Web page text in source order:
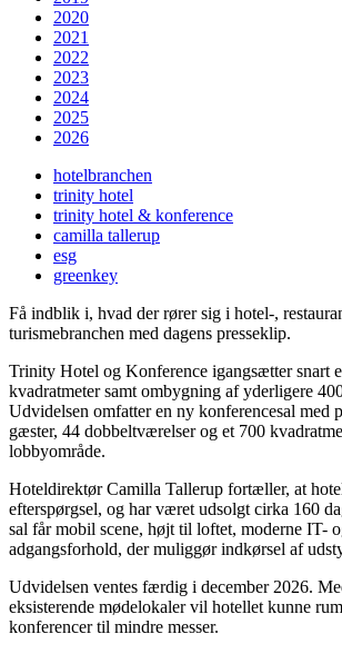
2020
2021
2022
2023
2024
2025
2026
hotelbranchen
trinity hotel
trinity hotel & konference
camilla tallerup
esg
greenkey
Få indblik i, hvad der rører sig i hotel-,
turismebranchen med dagens presseklip.
Trinity Hotel og Konference igangsætter snart
kvadratmeter samt ombygning af yderligere
Udvidelsen omfatter en ny konferencesal med
gæster, 44 dobbeltværelser og et 700
lobbyområde.
Hoteldirektør Camilla Tallerup fortæller, at
efterspørgsel, og har været udsolgt cirka 160
sal får mobil scene, højt til loftet, moderne IT-
adgangsforhold, der muliggør indkørsel af
Udvidelsen ventes færdig i december 2026.
eksisterende mødelokaler vil hotellet kunne
konferencer til mindre messer.